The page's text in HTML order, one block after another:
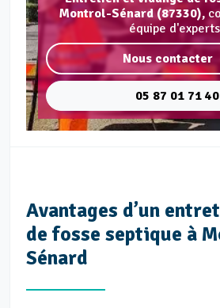
Montrol-Sénard (87330),
équipe
Nous contacter
05 87 01 71 40
Avantages d’un
de fosse septique à
Sénard